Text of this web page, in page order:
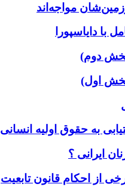
مواجه‌اند
دایاسپورا
دوم)
اول)
به حقوق اولیه انسانی
ایرانی ؟
از احکام قانون تابعیت